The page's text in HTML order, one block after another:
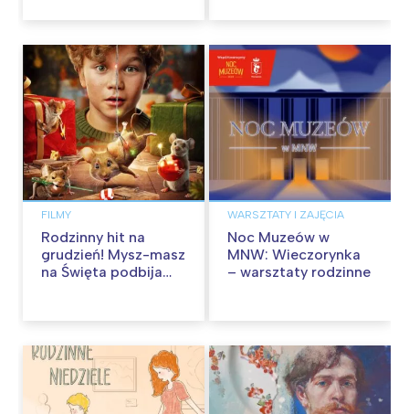
FILMY
Rodzinny hit na
grudzień! Mysz-masz
na Święta podbija
WARSZTATY I ZAJĘCIA
Noc Muzeów w
MNW: Wieczorynka
– warsztaty rodzinne